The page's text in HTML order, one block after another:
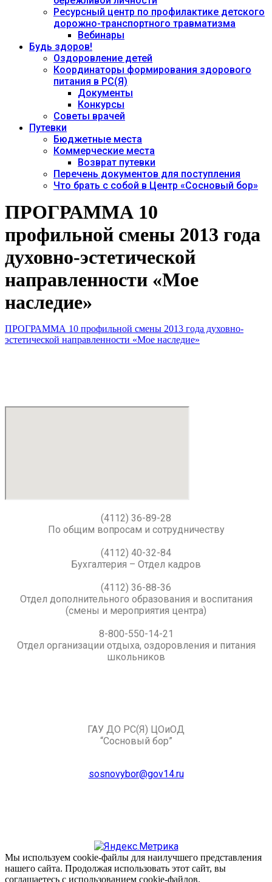
Ресурсный центр по профилактике детского
дорожно-транспортного травматизма
Вебинары
Будь здоров!
Оздоровление детей
Координаторы формирования здорового
питания в РС(Я)
Документы
Конкурсы
Советы врачей
Путевки
Бюджетные места
Коммерческие места
Возврат путевки
Перечень документов для поступления
Что брать с собой в Центр «Сосновый бор»
ПРОГРАММА 10
профильной смены 2013 года
духовно-эстетической
направленности «Мое
наследие»
ПРОГРАММА 10 профильной смены 2013 года духовно-
эстетической направленности «Мое наследие»
(4112) 36-89-28
По общим вопросам и сотрудничеству
(4112) 40-32-84
Бухгалтерия – Отдел кадров
(4112) 36-88-36
Отдел дополнительного образования и воспитания
(смены и мероприятия центра)
8-800-550-14-21
Отдел организации отдыха, оздоровления и питания
школьников
ГАУ ДО РС(Я) ЦОиОД
“Сосновый бор”
sosnovybor@gov14.ru
Мы используем cookie-файлы для наилучшего представления
нашего сайта. Продолжая использовать этот сайт, вы
соглашаетесь с использованием cookie-файлов.